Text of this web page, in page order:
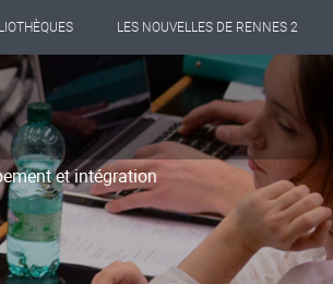
LES NOUVELLES DE RENNES 2
et intégration